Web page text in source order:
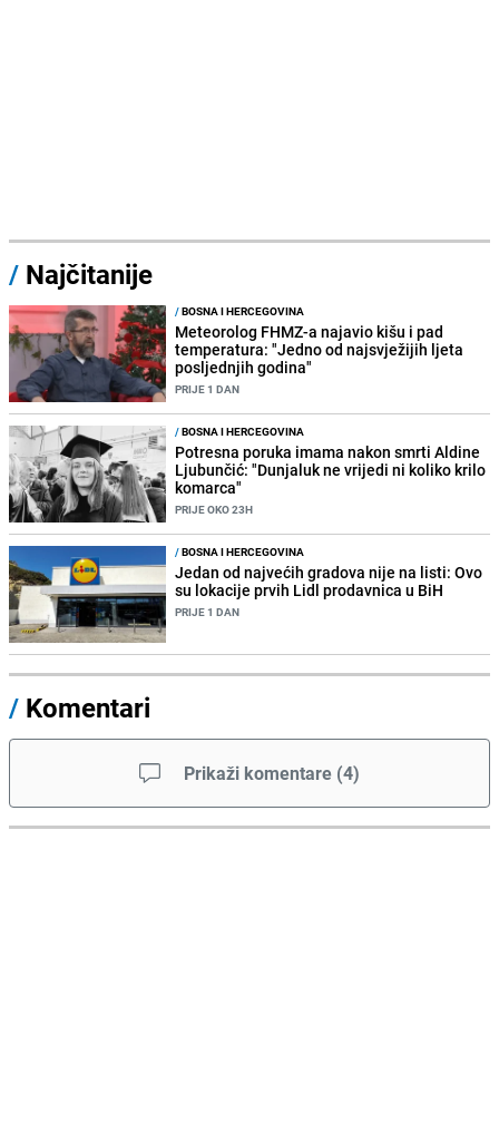
/ Najčitanije
/BOSNA I HERCEGOVINA
Meteorolog FHMZ-a najavio kišu i pad
temperatura: "Jedno od najsvježijih ljeta
posljednjih godina"
PRIJE 1 DAN
/BOSNA I HERCEGOVINA
Potresna poruka imama nakon smrti Aldine
Ljubunčić: "Dunjaluk ne vrijedi ni koliko krilo
komarca"
PRIJE OKO 23H
/BOSNA I HERCEGOVINA
Jedan od najvećih gradova nije na listi: Ovo
su lokacije prvih Lidl prodavnica u BiH
PRIJE 1 DAN
/ Komentari
Prikaži komentare (4)